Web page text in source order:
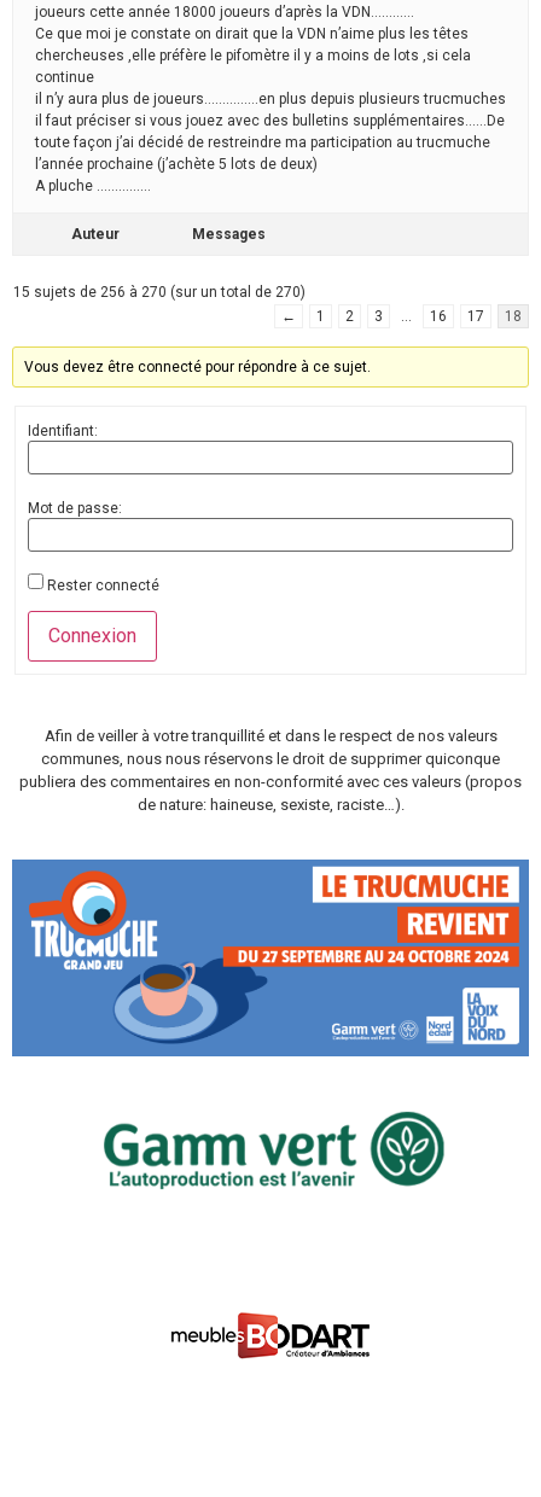
joueurs cette année 18000 joueurs d’après la VDN…………
Ce que moi je constate on dirait que la VDN n’aime plus les têtes
chercheuses ,elle préfère le pifomètre il y a moins de lots ,si cela
continue
il n’y aura plus de joueurs……………en plus depuis plusieurs trucmuches
il faut préciser si vous jouez avec des bulletins supplémentaires……De
toute façon j’ai décidé de restreindre ma participation au trucmuche
l’année prochaine (j’achète 5 lots de deux)
A pluche ……………
Auteur Messages
15 sujets de 256 à 270 (sur un total de 270)
←
1 2 3 … 16 17 18
Vous devez être connecté pour répondre à ce sujet.
Identifiant:
Mot de passe:
Rester connecté
Connexion
Afin de veiller à votre tranquillité et dans le respect de nos valeurs
communes, nous nous réservons le droit de supprimer quiconque
publiera des commentaires en non-conformité avec ces valeurs (propos
de nature: haineuse, sexiste, raciste…).